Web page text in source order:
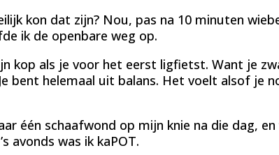
kon dat zijn? Nou, pas na 10 minuten
ik de openbare weg op.
kop als je voor het eerst ligfietst. Want je
bent helemaal uit balans. Het voelt alsof je
één schaafwond op mijn knie na die dag, en
avonds was ik kaPOT.